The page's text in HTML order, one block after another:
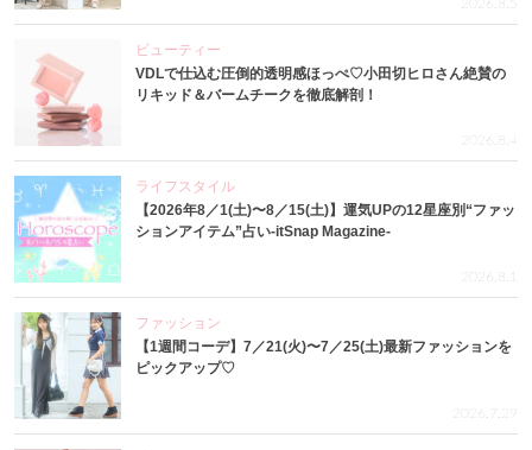
2026.8.5
ビューティー
VDLで仕込む圧倒的透明感ほっぺ♡小田切ヒロさん絶賛の
リキッド＆バームチークを徹底解剖！
2026.8.4
ライフスタイル
【2026年8／1(土)〜8／15(土)】運気UPの12星座別“ファッ
ションアイテム”占い-itSnap Magazine-
2026.8.1
ファッション
【1週間コーデ】7／21(火)〜7／25(土)最新ファッションを
ピックアップ♡
2026.7.29